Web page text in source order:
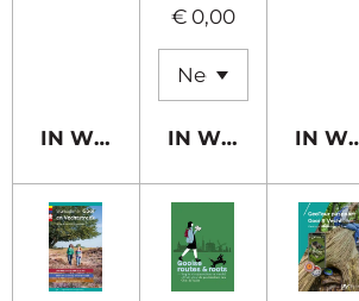
IN WINKELWAGEN
€ 0,00
IN IN